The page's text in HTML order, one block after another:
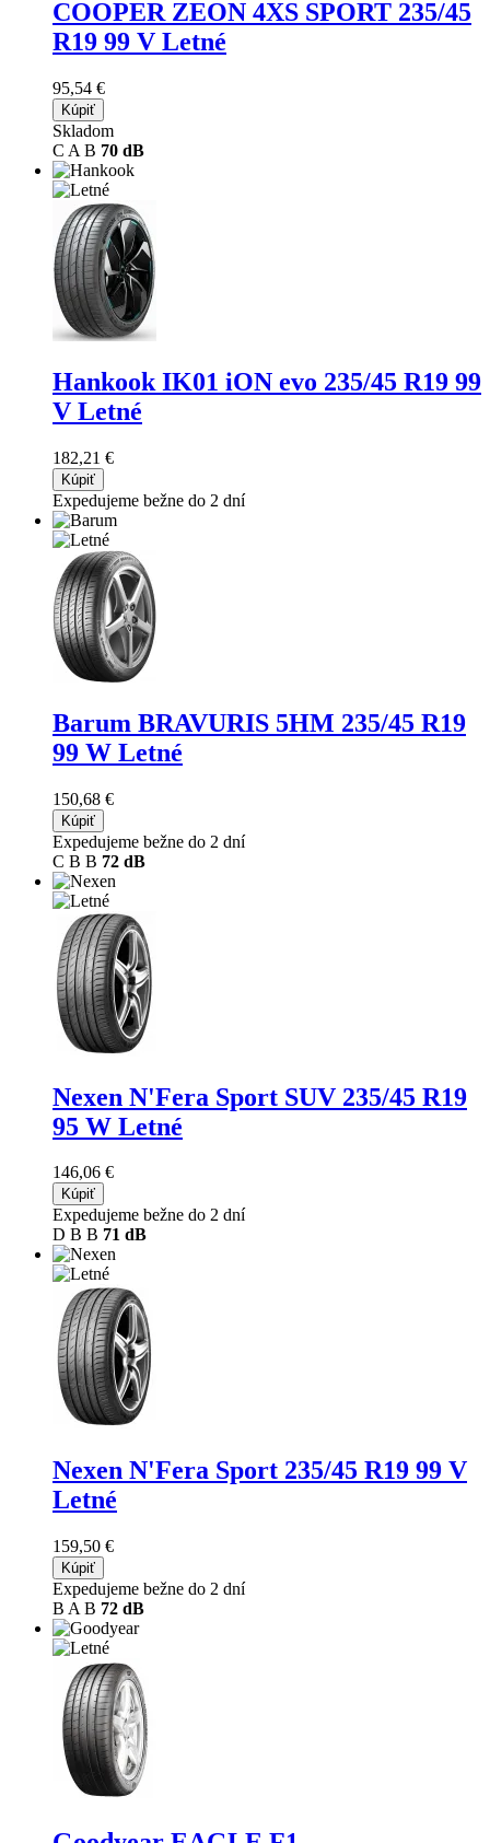
COOPER ZEON 4XS SPORT 235/45
R19 99 V Letné
95,54 €
Kúpiť
Skladom
C A B 70 dB
Hankook IK01 iON evo 235/45 R19 99
V Letné
182,21 €
Kúpiť
Expedujeme bežne do 2 dní
Barum BRAVURIS 5HM 235/45 R19
99 W Letné
150,68 €
Kúpiť
Expedujeme bežne do 2 dní
C B B 72 dB
Nexen N'Fera Sport SUV 235/45 R19
95 W Letné
146,06 €
Kúpiť
Expedujeme bežne do 2 dní
D B B 71 dB
Nexen N'Fera Sport 235/45 R19 99 V
Letné
159,50 €
Kúpiť
Expedujeme bežne do 2 dní
B A B 72 dB